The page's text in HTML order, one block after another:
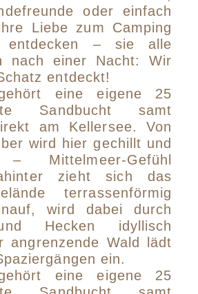
oder einfach
Liebe zum Camping
entdecken – sie alle
nach einer Nacht: Wir
entdeckt!
eine eigene 25
Sandbucht samt
am Kellersee. Von
wird hier gechillt und
– Mittelmeer-Gefühl
zieht sich das
terrassenförmig
wird dabei durch
Hecken idyllisch
angrenzende Wald lädt
ein.
eine eigene 25